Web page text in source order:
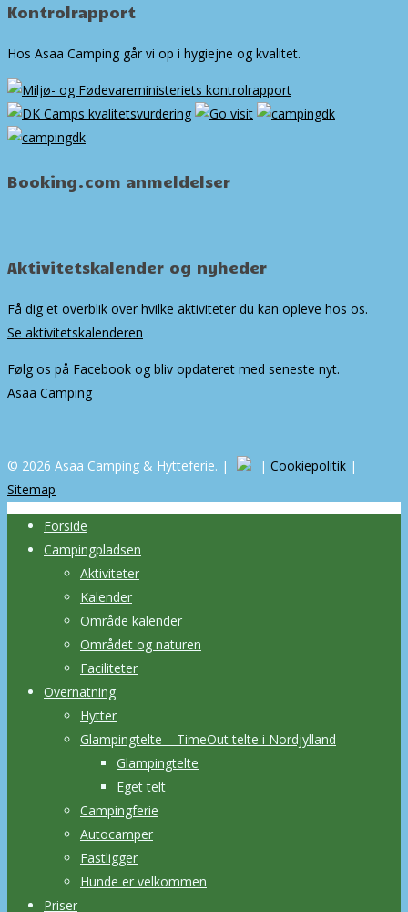
Kontrolrapport
Hos Asaa Camping går vi op i hygiejne og kvalitet.
Booking.com anmeldelser
Aktivitetskalender og nyheder
Få dig et overblik over hvilke aktiviteter du kan opleve hos os.
Se aktivitetskalenderen
Følg os på Facebook og bliv opdateret med seneste nyt.
Asaa Camping
© 2026 Asaa Camping & Hytteferie. | | Cookiepolitik |
Sitemap
Forside
Campingpladsen
Aktiviteter
Kalender
Område kalender
Området og naturen
Faciliteter
Overnatning
Hytter
Glampingtelte – TimeOut telte i Nordjylland
Glampingtelte
Eget telt
Campingferie
Autocamper
Fastligger
Hunde er velkommen
Priser